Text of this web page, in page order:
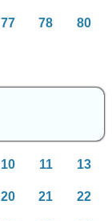
77 78 80
10 11 13
20 21 22